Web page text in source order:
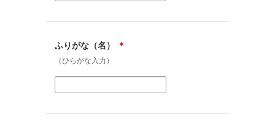
ふりがな（名） ＊
（ひらがな入力）